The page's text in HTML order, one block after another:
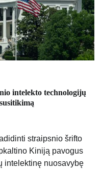
intelekto technologijų
straipsnio šrifto
Kiniją pavogus
intelektinę nuosavybę